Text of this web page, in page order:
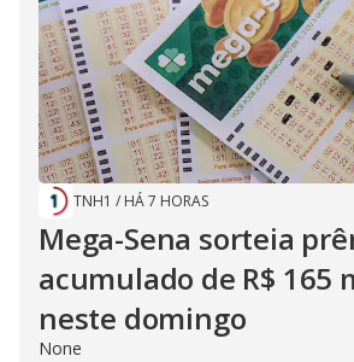
TNH1 / HÁ 7 HORAS
Mega-Sena sorteia
acumulado de R$ 165
neste domingo
None